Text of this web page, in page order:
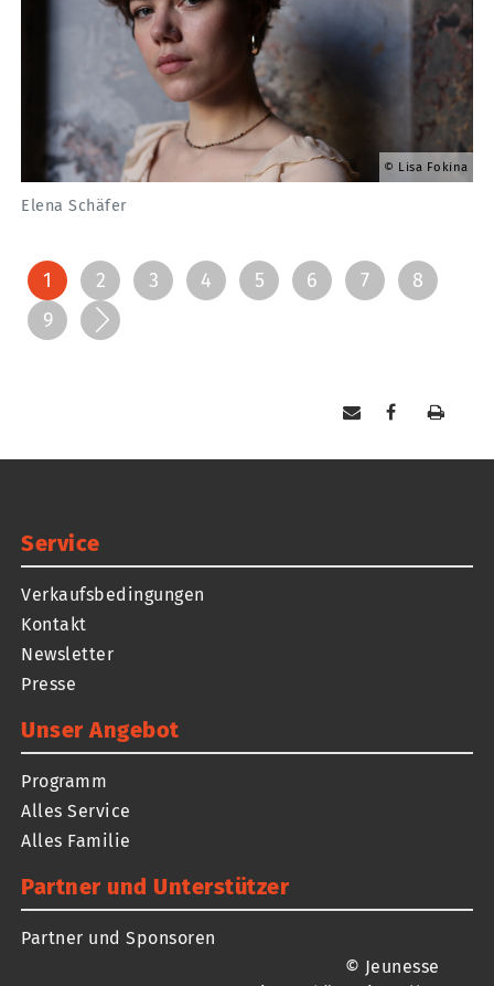
Lisa Fokina
Elena Schäfer
1 2 3 4 5 6 7
8
9
Service
Verkaufsbedingungen
Kontakt
Newsletter
Presse
Unser Angebot
Programm
Alles Service
Alles Familie
Partner und Unterstützer
Partner und Sponsoren
© Jeunesse